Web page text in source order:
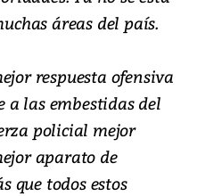
áreas del país.
respuesta ofensiva
a las embestidas del
policial mejor
aparato de
que todos estos